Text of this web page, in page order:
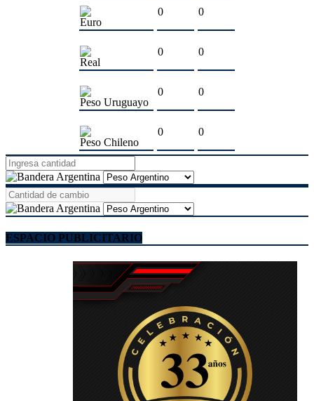
Euro
0 0
Real
0 0
Peso Uruguayo
0 0
Peso Chileno
0 0
ESPACIO PUBLICITARIO